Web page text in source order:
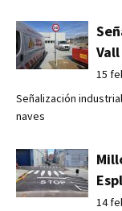
Vall
15
Señalización
naves
14